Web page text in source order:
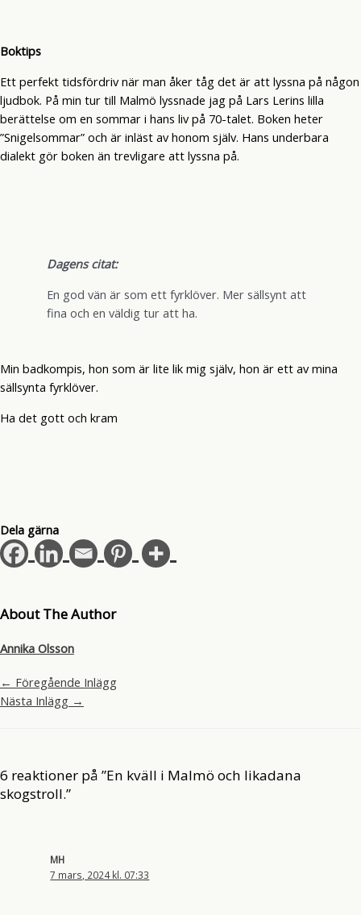
Boktips
Ett perfekt tidsfördriv när man åker tåg det är att lyssna på någon
ljudbok. På min tur till Malmö lyssnade jag på Lars Lerins lilla
berättelse om en sommar i hans liv på 70-talet. Boken heter
”Snigelsommar” och är inläst av honom själv. Hans underbara
dialekt gör boken än trevligare att lyssna på.
Dagens citat:
En god vän är som ett fyrklöver. Mer sällsynt att
fina och en väldig tur att ha.
Min badkompis, hon som är lite lik mig själv, hon är ett av mina
sällsynta fyrklöver.
Ha det gott och kram
Dela gärna
About The Author
Annika Olsson
← Föregående Inlägg
Nästa Inlägg →
6 reaktioner på ”En kväll i Malmö och likadana
skogstroll.”
MH
7 mars, 2024 kl. 07:33